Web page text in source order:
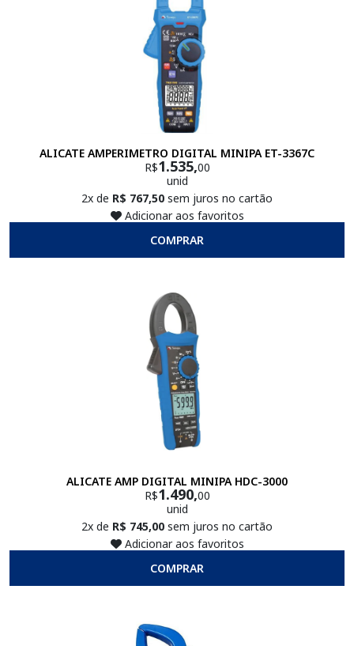
ALICATE AMPERIMETRO DIGITAL MINIPA ET-3367C
R$1.535,00
unid
2x de R$ 767,50 sem juros no cartão
Adicionar aos favoritos
COMPRAR
ALICATE AMP DIGITAL MINIPA HDC-3000
R$1.490,00
unid
2x de R$ 745,00 sem juros no cartão
Adicionar aos favoritos
COMPRAR